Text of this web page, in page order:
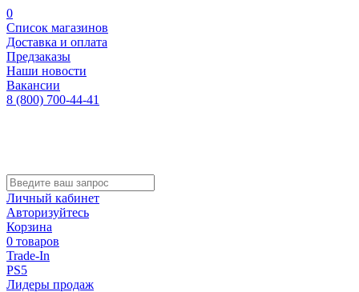
0
Список магазинов
Доставка и оплата
Предзаказы
Наши новости
Вакансии
8 (800) 700-44-41
Личный кабинет
Авторизуйтесь
Корзина
0 товаров
Trade-In
PS5
Лидеры продаж